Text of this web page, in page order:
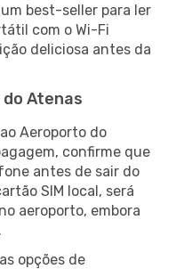
best-seller para ler
com o Wi-Fi
deliciosa antes da
Atenas
Aeroporto do
confirme que
antes de sair do
SIM local, será
aeroporto, embora
opções de